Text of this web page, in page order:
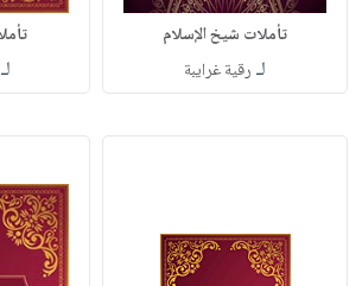
تأملات شيخ الإسلام
لـ رقية غرايبة لـ